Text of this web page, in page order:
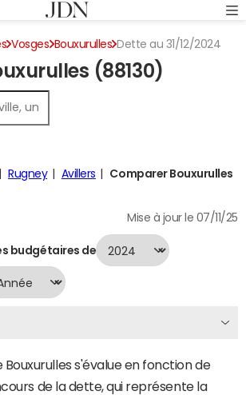
Vosges Bouxurulles Dette au 31/12/2024
(88130)
Rugney Avillers
Comparer Bouxurulles
Mise à jour le 07/11/25
budgétaires de
s'évalue en fonction de
de la dette, qui représente la